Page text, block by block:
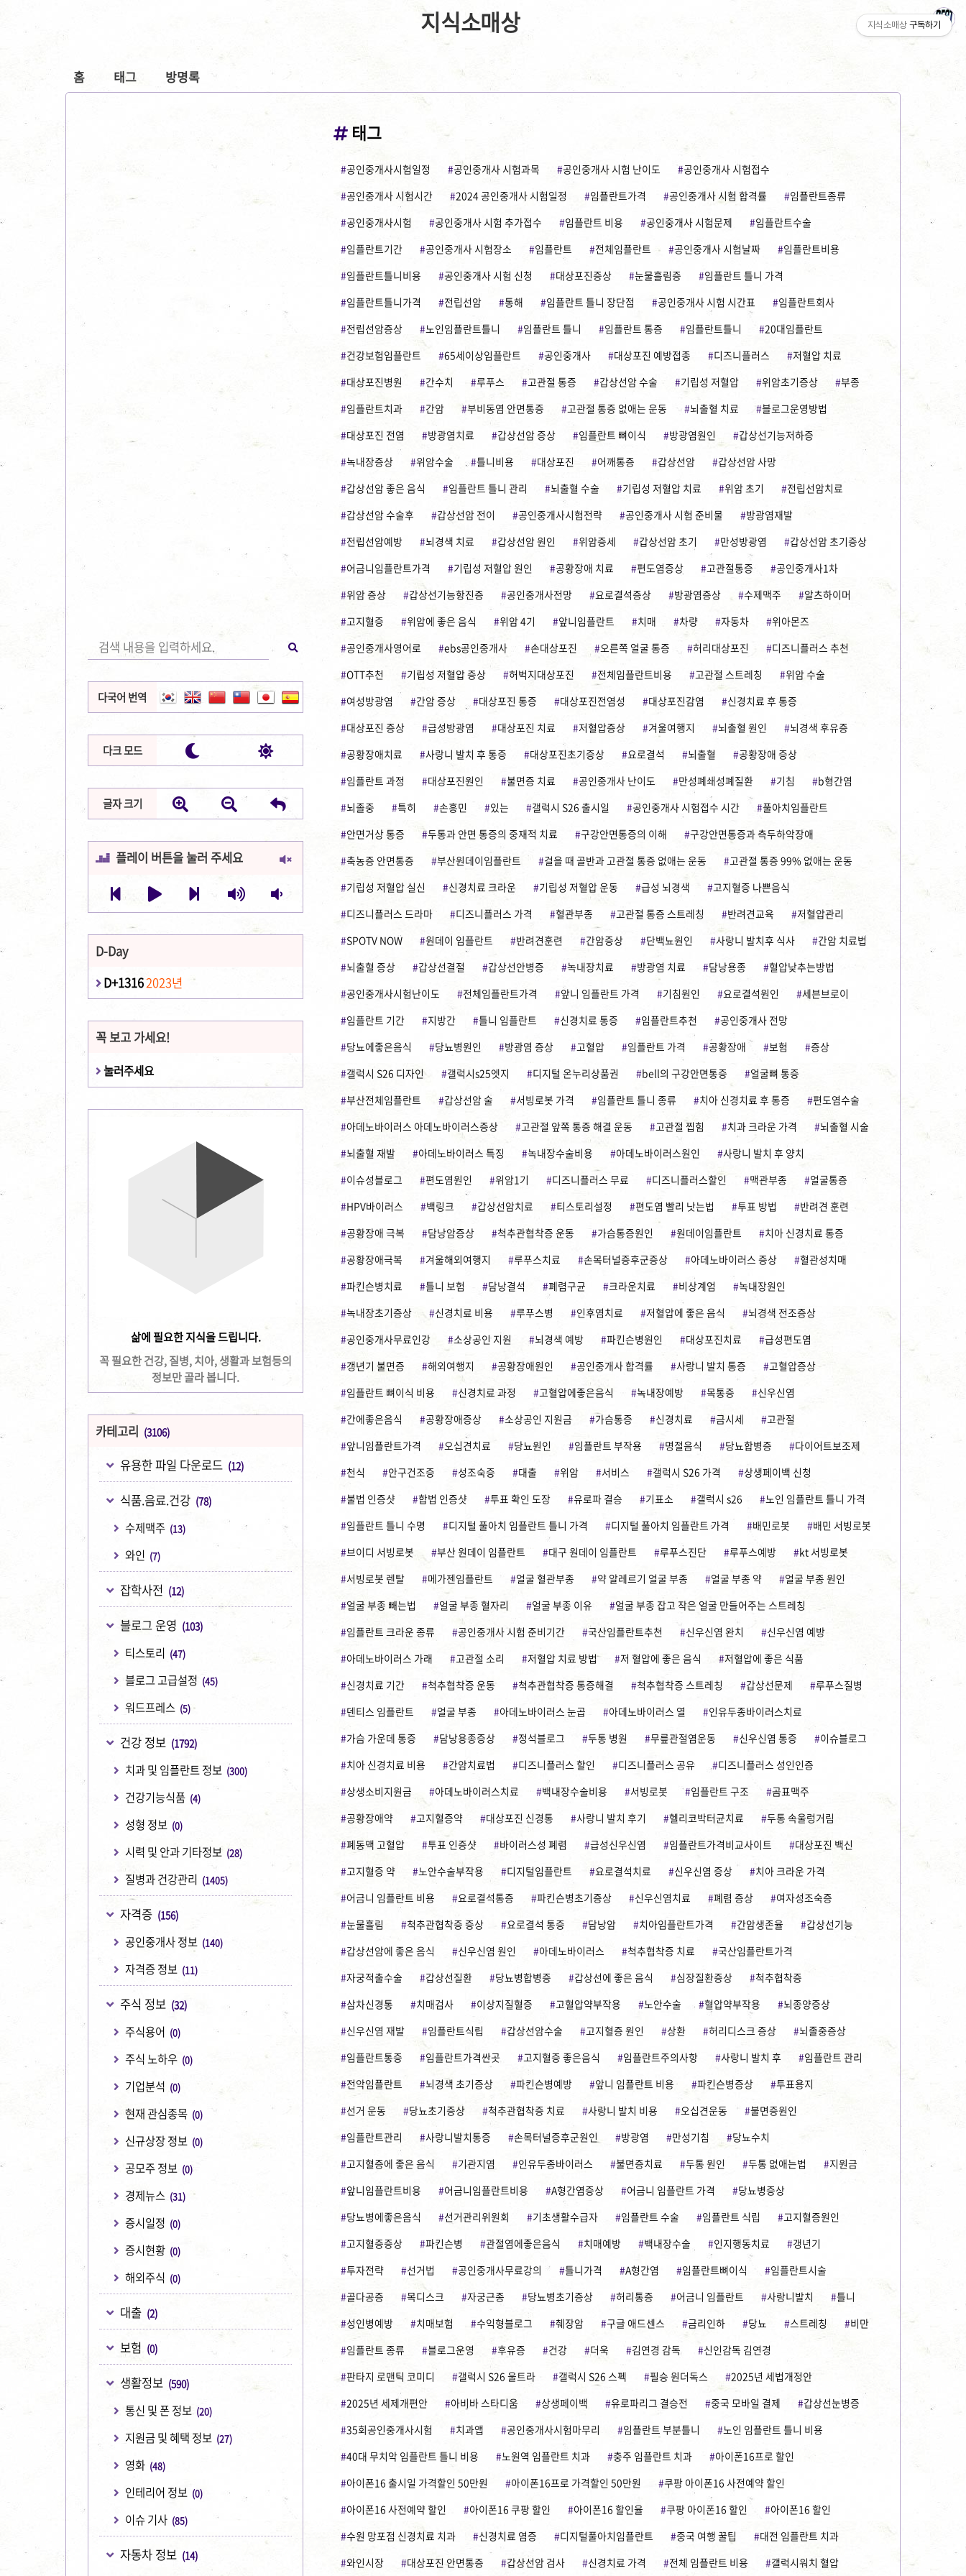
지식소매상
홈 태그 방명록
다국어 번역
다크 모드  
글자 크기   
 플레이 버튼을 눌러 주세요 
    
D-Day
D+13162023년
꼭 보고 가세요!
눌러주세요
삶에 필요한 지식을 드립니다.
꼭 필요한 건강, 질병, 치아, 생활과 보험등의
정보만 골라 봅니다.
카테고리 (3106)
유용한 파일 다운로드 (12)
식품.음료.건강 (78)
수제맥주 (13)
와인 (7)
잡학사전 (12)
블로그 운영 (103)
티스토리 (47)
블로그 고급설정 (45)
워드프레스 (5)
건강 정보 (1792)
치과 및 임플란트 정보 (300)
건강기능식품 (4)
성형 정보 (0)
시력 및 안과 기타정보 (28)
질병과 건강관리 (1405)
자격증 (156)
공인중개사 정보 (140)
자격증 정보 (11)
주식 정보 (32)
주식용어 (0)
주식 노하우 (0)
기업분석 (0)
현재 관심종목 (0)
신규상장 정보 (0)
공모주 정보 (0)
경제뉴스 (31)
증시일정 (0)
증시현황 (0)
해외주식 (0)
대출 (2)
보험 (0)
생활정보 (590)
통신 및 폰 정보 (20)
지원금 및 혜택 정보 (27)
영화 (48)
인테리어 정보 (0)
이슈 기사 (85)
자동차 정보 (14)
태그
공인중개사시험일정 공인중개사 시험과목 공인중개사 시험 난이도
공인중개사 시험접수
공인중개사 시험시간
2024 공인중개사 시험일정 임플란트가격 공인중개사 시험 합격률
임플란트종류
공인중개사시험
공인중개사 시험 추가접수 임플란트 비용 공인중개사 시험문제
임플란트수술
임플란트기간
공인중개사 시험장소 임플란트 전체임플란트 공인중개사 시험날짜
임플란트비용
임플란트틀니비용
공인중개사 시험 신청 대상포진증상 눈물흘림증
임플란트 틀니 가격
임플란트틀니가격
전립선암 통해 임플란트 틀니 장단점 공인중개사 시험 시간표
임플란트회사
전립선암증상
노인임플란트틀니 임플란트 틀니 임플란트 통증 임플란트틀니
20대임플란트
건강보험임플란트
65세이상임플란트 공인중개사 대상포진 예방접종 디즈니플러스
저혈압 치료
대상포진병원
간수치 루푸스 고관절 통증 갑상선암 수술 기립성 저혈압 위암초기증상
부종
임플란트치과
간암 부비동염 안면통증 고관절 통증 없애는 운동 뇌출혈 치료
블로그운영방법
대상포진 전염
방광염치료 갑상선암 증상 임플란트 뼈이식 방광염원인
갑상선기능저하증
녹내장증상
위암수술 틀니비용 대상포진 어깨통증 갑상선암
갑상선암 사망
갑상선암 좋은 음식
임플란트 틀니 관리 뇌출혈 수술 기립성 저혈압 치료 위암 초기
전립선암치료
갑상선암 수술후
갑상선암 전이 공인중개사시험전략 공인중개사 시험 준비물
방광염재발
전립선암예방
뇌경색 치료 갑상선암 원인 위암증세 갑상선암 초기 만성방광염
갑상선암 초기증상
어금니임플란트가격
기립성 저혈압 원인 공황장애 치료 편도염증상 고관절통증
공인중개사1차
위암 증상
갑상선기능항진증 공인중개사전망 요로결석증상 방광염증상 수제맥주
알츠하이머
고지혈증
위암에 좋은 음식 위암 4기 앞니임플란트 치매 차량 자동차
위아몬즈
공인중개사영어로
ebs공인중개사 손대상포진 오른쪽 얼굴 통증 허리대상포진
디즈니플러스 추천
OTT추천
기립성 저혈압 증상 허벅지대상포진 전체임플란트비용 고관절 스트레칭
위암 수술
여성방광염
간암 증상 대상포진 통증 대상포진전염성 대상포진감염
신경치료 후 통증
대상포진 증상
급성방광염 대상포진 치료 저혈압증상 겨울여행지 뇌출혈 원인
뇌경색 후유증
공황장애치료
사랑니 발치 후 통증 대상포진초기증상 요로결석 뇌출혈
공황장애 증상
임플란트 과정
대상포진원인 불면증 치료 공인중개사 난이도 만성폐쇄성폐질환 기침
b형간염
뇌졸중
특히 손흥민 있는 갤럭시 S26 출시일 공인중개사 시험접수 시간
풀아치임플란트
안면거상 통증
두통과 안면 통증의 중재적 치료 구강안면통증의 이해
구강안면통증과 측두하악장애
축농증 안면통증
부산원데이임플란트 걸을 때 골반과 고관절 통증 없애는 운동
고관절 통증 99% 없애는 운동
기립성 저혈압 실신
신경치료 크라운 기립성 저혈압 운동 급성 뇌경색
고지혈증 나쁜음식
디즈니플러스 드라마
디즈니플러스 가격 혈관부종 고관절 통증 스트레칭 반려견교육
저혈압관리
SPOTV NOW
원데이 임플란트 반려견훈련 간암증상 단백뇨원인 사랑니 발치후 식사
간암 치료법
뇌출혈 증상
갑상선결절 갑상선안병증 녹내장치료 방광염 치료 담낭용종
혈압낮추는방법
공인중개사시험난이도
전체임플란트가격 앞니 임플란트 가격 기침원인 요로결석원인
세븐브로이
임플란트 기간
지방간 틀니 임플란트 신경치료 통증 임플란트추천
공인중개사 전망
당뇨에좋은음식
당뇨병원인 방광염 증상 고혈압 임플란트 가격 공황장애 보험
증상
갤럭시 S26 디자인
갤럭시s25엣지 디지털 온누리상품권 bell의 구강안면통증
얼굴뼈 통증
부산전체임플란트
갑상선암 술 서빙로봇 가격 임플란트 틀니 종류 치아 신경치료 후 통증
편도염수술
아데노바이러스 아데노바이러스증상
고관절 앞쪽 통증 해결 운동 고관절 찝힘 치과 크라운 가격
뇌출혈 시술
뇌출혈 재발
아데노바이러스 특징 녹내장수술비용 아데노바이러스원인
사랑니 발치 후 양치
이슈성블로그
편도염원인 위암1기 디즈니플러스 무료 디즈니플러스할인 맥관부종
얼굴통증
HPV바이러스
백링크 갑상선암치료 티스토리설정 편도염 빨리 낫는법 투표 방법
반려견 훈련
공황장애 극복
담낭암증상 척추관협착증 운동 가슴통증원인 원데이임플란트
치아 신경치료 통증
공황장애극복
겨울해외여행지 루푸스치료 손목터널증후군증상 아데노바이러스 증상
혈관성치매
파킨슨병치료
틀니 보험 담낭결석 폐렴구균 크라운치료 비상계엄
녹내장원인
녹내장초기증상
신경치료 비용 루푸스병 인후염치료 저혈압에 좋은 음식
뇌경색 전조증상
공인중개사무료인강
소상공인 지원 뇌경색 예방 파킨슨병원인 대상포진치료
급성편도염
갱년기 불면증
해외여행지 공황장애원인 공인중개사 합격률 사랑니 발치 통증
고혈압증상
임플란트 뼈이식 비용
신경치료 과정 고혈압에좋은음식 녹내장예방 목통증
신우신염
간에좋은음식
공황장애증상 소상공인 지원금 가슴통증 신경치료 금시세
고관절
앞니임플란트가격
오십견치료 당뇨원인 임플란트 부작용 명절음식 당뇨합병증
다이어트보조제
천식
안구건조증 성조숙증 대출 위암 서비스 갤럭시 S26 가격
상생페이백 신청
불법 인증샷
합법 인증샷 투표 확인 도장 유로파 결승 기표소 갤럭시 s26
노인 임플란트 틀니 가격
임플란트 틀니 수명
디지털 풀아치 임플란트 틀니 가격 디지털 풀아치 임플란트 가격 배민로봇
배민 서빙로봇
브이디 서빙로봇
부산 원데이 임플란트 대구 원데이 임플란트 루푸스진단 루푸스예방
kt 서빙로봇
서빙로봇 렌탈
메가젠임플란트 얼굴 혈관부종 약 알레르기 얼굴 부종 얼굴 부종 약
얼굴 부종 원인
얼굴 부종 빼는법
얼굴 부종 혈자리 얼굴 부종 이유
얼굴 부종 잡고 작은 얼굴 만들어주는 스트레칭
임플란트 크라운 종류
공인중개사 시험 준비기간 국산임플란트추천 신우신염 완치
신우신염 예방
아데노바이러스 가래
고관절 소리 저혈압 치료 방법 저 혈압에 좋은 음식
저혈압에 좋은 식품
신경치료 기간
척추협착증 운동 척추관협착증 통증해결 척추협착증 스트레칭 갑상선문제
루푸스질병
덴티스 임플란트
얼굴 부종 아데노바이러스 눈곱 아데노바이러스 열
인유두종바이러스치료
가슴 가운데 통증
담낭용종증상 정석블로그 두통 병원 무릎관절염운동 신우신염 통증
이슈블로그
치아 신경치료 비용
간암치료법 디즈니플러스 할인 디즈니플러스 공유
디즈니플러스 성인인증
상생소비지원금
아데노바이러스치료 백내장수술비용 서빙로봇 임플란트 구조
곰표맥주
공황장애약
고지혈증약 대상포진 신경통 사랑니 발치 후기 헬리코박터균치료
두통 속울렁거림
폐동맥 고혈압
투표 인증샷 바이러스성 폐렴 급성신우신염 임플란트가격비교사이트
대상포진 백신
고지혈증 약
노안수술부작용 디지털임플란트 요로결석치료 신우신염 증상
치아 크라운 가격
어금니 임플란트 비용
요로결석통증 파킨슨병초기증상 신우신염치료 폐렴 증상
여자성조숙증
눈물흘림
척추관협착증 증상 요로결석 통증 담낭암 치아임플란트가격 간암생존율
갑상선기능
갑상선암에 좋은 음식
신우신염 원인 아데노바이러스 척추협착증 치료
국산임플란트가격
자궁적출수술
갑상선질환 당뇨병합병증 갑상선에 좋은 음식 심장질환증상
척추협착증
삼차신경통
치매검사 이상지질혈증 고혈압약부작용 노안수술 혈압약부작용
뇌종양증상
신우신염 재발
임플란트식립 갑상선암수술 고지혈증 원인 상환 허리디스크 증상
뇌졸중증상
임플란트통증
임플란트가격싼곳 고지혈증 좋은음식 임플란트주의사항 사랑니 발치 후
임플란트 관리
전악임플란트
뇌경색 초기증상 파킨슨병예방 앞니 임플란트 비용 파킨슨병증상
투표용지
선거 운동
당뇨초기증상 척추관협착증 치료 사랑니 발치 비용 오십견운동
불면증원인
임플란트관리
사랑니발치통증 손목터널증후군원인 방광염 만성기침
당뇨수치
고지혈증에 좋은 음식
기관지염 인유두종바이러스 불면증치료 두통 원인 두통 없애는법
지원금
앞니임플란트비용
어금니임플란트비용 A형간염증상 어금니 임플란트 가격
당뇨병증상
당뇨병에좋은음식
선거관리위원회 기초생활수급자 임플란트 수술 임플란트 식립
고지혈증원인
고지혈증증상
파킨슨병 관절염에좋은음식 치매예방 백내장수술 인지행동치료
갱년기
투자전략
선거법 공인중개사무료강의 틀니가격 A형간염 임플란트뼈이식
임플란트시술
골다공증
목디스크 자궁근종 당뇨병초기증상 허리통증 어금니 임플란트 사랑니발치
틀니
성인병예방
치매보험 수익형블로그 췌장암 구글 애드센스 금리인하 당뇨 스트레칭
비만
임플란트 종류
블로그운영 후유증 건강 더욱 김연경 감독
신인감독 김연경
판타지 로맨틱 코미디
갤럭시 S26 울트라 갤럭시 S26 스펙 필승 원더독스
2025년 세법개정안
2025년 세제개편안
아비바 스타디움 상생페이백 유로파리그 결승전 중국 모바일 결제
갑상선눈병증
35회공인중개사시험
치과앱 공인중개사시험마무리 임플란트 부분틀니
노인 임플란트 틀니 비용
40대 무치악 임플란트 틀니 비용
노원역 임플란트 치과 충주 임플란트 치과
아이폰16프로 할인
아이폰16 출시일 가격할인 50만원
아이폰16프로 가격할인 50만원
쿠팡 아이폰16 사전예약 할인
아이폰16 사전예약 할인
아이폰16 쿠팡 할인 아이폰16 할인율 쿠팡 아이폰16 할인
아이폰16 할인
수원 망포점 신경치료 치과
신경치료 염증 디지털풀아치임플란트 중국 여행 꿀팁
대전 임플란트 치과
와인시장
대상포진 안면통증 갑상선암 검사 신경치료 가격 전체 임플란트 비용 갤럭시워치 혈압
지식소매상 구독하기